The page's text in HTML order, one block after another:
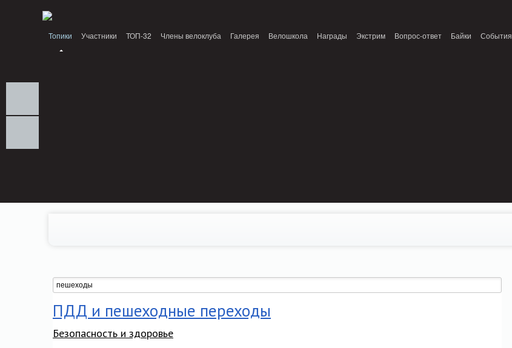
Топики Участники ТОП-32 Члены велоклуба Галерея Велошкола Награды Экстрим Вопрос-ответ Байки События
ПДД и пешеходные переходы
Безопасность и здоровье